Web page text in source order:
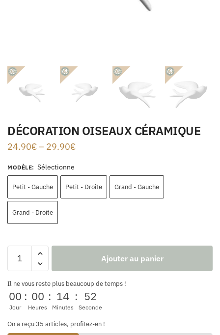
DÉCORATION OISEAUX CÉRAMIQUE
24.90€– 29.90€
MODÈLE: Sélectionne
Petit - Gauche Petit - Droite Grand - Gauche
Grand - Droite
Ajouter au panier
Il ne vous reste plus beaucoup de temps !
00
Jour
: 00
Heures
: 14
Minutes
: 52
Seconde
On a reçu 35 articles, profitez-en !